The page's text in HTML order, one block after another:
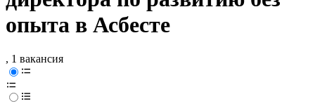
опыта в Асбесте
, 1 вакансия